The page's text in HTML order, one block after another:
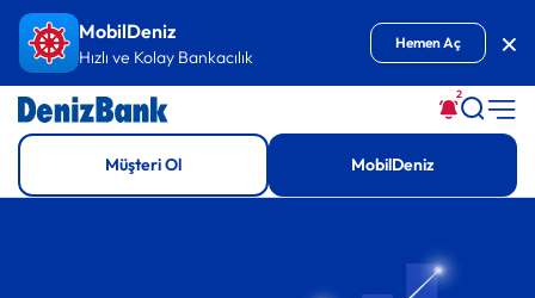
MobilDeniz
Hızlı ve Kolay Bankacılık
Hemen Aç
2
Müşteri Ol MobilDeniz